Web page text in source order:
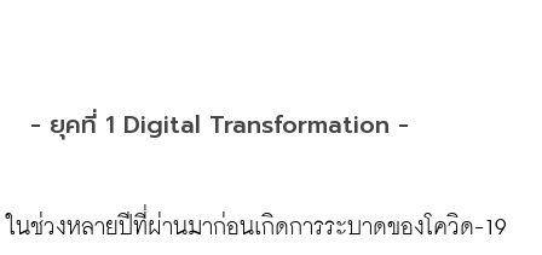
- ยุคที่ 1 Digital Transformation -
ในช่วงหลายปีที่ผ่านมาก่อนเกิดการระบาดของโควิด-19